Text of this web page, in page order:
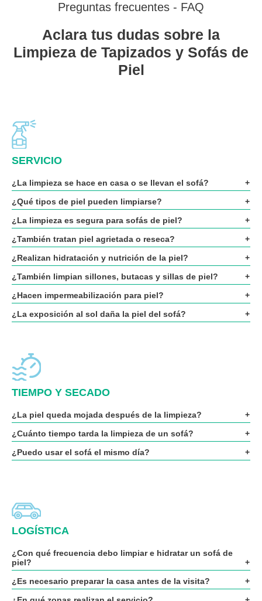
Preguntas frecuentes - FAQ
Aclara tus dudas sobre la
Limpieza de Tapizados y Sofás de
Piel
SERVICIO
¿La limpieza se hace en casa o se llevan el sofá?
¿Qué tipos de piel pueden limpiarse?
¿La limpieza es segura para sofás de piel?
¿También tratan piel agrietada o reseca?
¿Realizan hidratación y nutrición de la piel?
¿También limpian sillones, butacas y sillas de piel?
¿Hacen impermeabilización para piel?
¿La exposición al sol daña la piel del sofá?
TIEMPO Y SECADO
¿La piel queda mojada después de la limpieza?
¿Cuánto tiempo tarda la limpieza de un sofá?
¿Puedo usar el sofá el mismo día?
LOGÍSTICA
¿Con qué frecuencia debo limpiar e hidratar un sofá de
piel?
¿Es necesario preparar la casa antes de la visita?